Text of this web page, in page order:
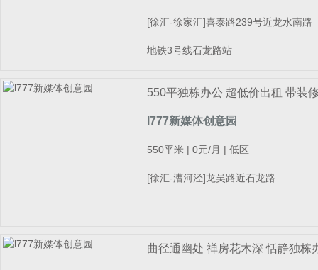
[徐汇-徐家汇]喜泰路239号近龙水南路
地铁3号线石龙路站
550平独栋办公 超低价出租 带装
l777新媒体创意园
550平米 | 0元/月 | 低区
[徐汇-漕河泾]龙吴路近石龙路
曲径通幽处 禅房花木深 恬静独栋